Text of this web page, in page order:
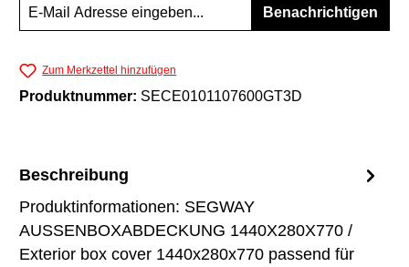
Benachrichtigen
Zum Merkzettel hinzufügen
Produktnummer: SECE0101107600GT3D
Beschreibung
Produktinformationen: SEGWAY
AUSSENBOXABDECKUNG 1440X280X770 /
Exterior box cover 1440x280x770 passend für